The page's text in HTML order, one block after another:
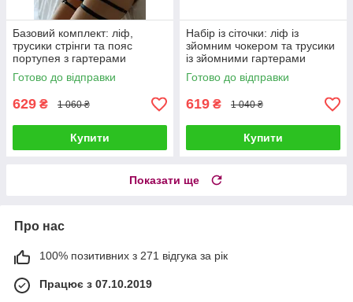
Базовий комплект: ліф,
трусики стрінги та пояс
портупея з гартерами
Готово до відправки
629 ₴ 1 060 ₴
Купити
Набір із сіточки: ліф із
зйомним чокером та трусики
із зйомними гартерами
Готово до відправки
619 ₴ 1 040 ₴
Купити
Показати ще
Про нас
100% позитивних з 271 відгука за рік
Працює з 07.10.2019